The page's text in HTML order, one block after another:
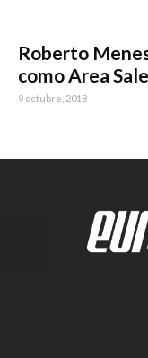
Roberto
como Area
9 octubre, 2018